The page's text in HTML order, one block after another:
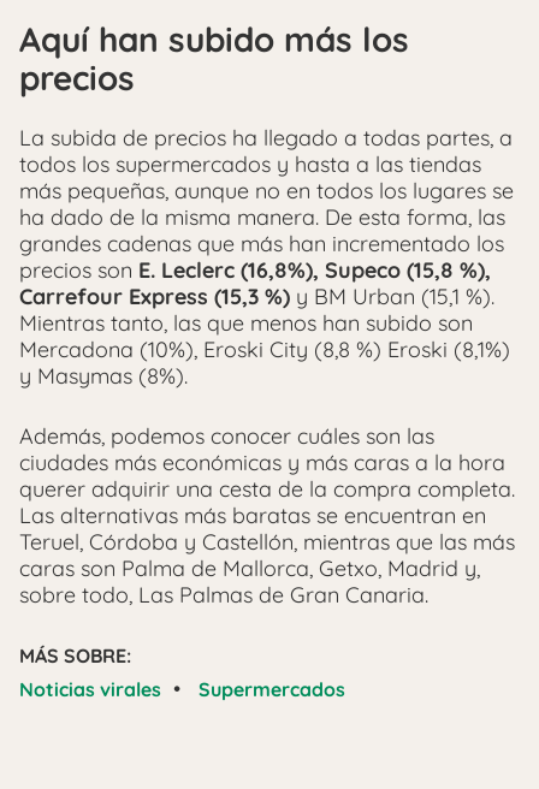
Aquí han subido más los
precios
La subida de precios ha llegado a todas partes, a
todos los supermercados y hasta a las tiendas
más pequeñas, aunque no en todos los lugares se
ha dado de la misma manera. De esta forma, las
grandes cadenas que más han incrementado los
precios son E. Leclerc (16,8%), Supeco (15,8 %),
Carrefour Express (15,3 %) y BM Urban (15,1 %).
Mientras tanto, las que menos han subido son
Mercadona (10%), Eroski City (8,8 %) Eroski (8,1%)
y Masymas (8%).
Además, podemos conocer cuáles son las
ciudades más económicas y más caras a la hora
querer adquirir una cesta de la compra completa.
Las alternativas más baratas se encuentran en
Teruel, Córdoba y Castellón, mientras que las más
caras son Palma de Mallorca, Getxo, Madrid y,
sobre todo, Las Palmas de Gran Canaria.
MÁS SOBRE:
Noticias virales • Supermercados